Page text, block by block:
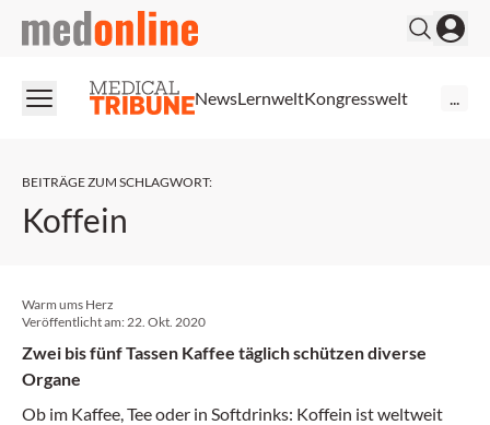
medonline
NewsLernweltKongresswelt
BEITRÄGE ZUM SCHLAGWORT:
Koffein
Warm ums Herz
Veröffentlicht am:22. Okt. 2020
Zwei bis fünf Tassen Kaffee täglich schützen diverse
Organe
Ob im Kaffee, Tee oder in Softdrinks: Koffein ist weltweit